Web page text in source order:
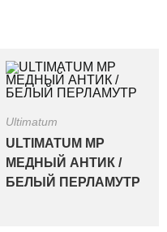
Ultimatum
ULTIMATUM MP
МЕДНЫЙ АНТИК /
БЕЛЫЙ ПЕРЛАМУТР